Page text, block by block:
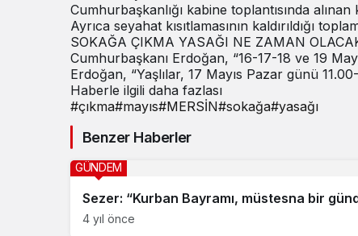
Cumhurbaşkanlığı kabine toplantısında
Ayrıca seyahat kısıtlamasının kaldırıldığı
SOKAĞA ÇIKMA YASAĞI NE ZAMAN
Cumhurbaşkanı Erdoğan, “16-17-18 ve 19
Erdoğan, “Yaşlılar, 17 Mayıs Pazar günü
Haberle ilgili daha fazlası
#çıkma#mayıs#MERSİN#sokağa#yasağı
Benzer Haberler
Sezer: “Kurban Bayramı, müstesna bir
GÜNDEM
4 yıl önce